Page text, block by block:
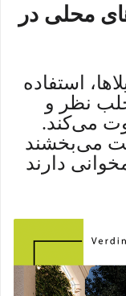
محلی در
استفاده
نظر و
می‌کند.
می‌بخشند
دارند